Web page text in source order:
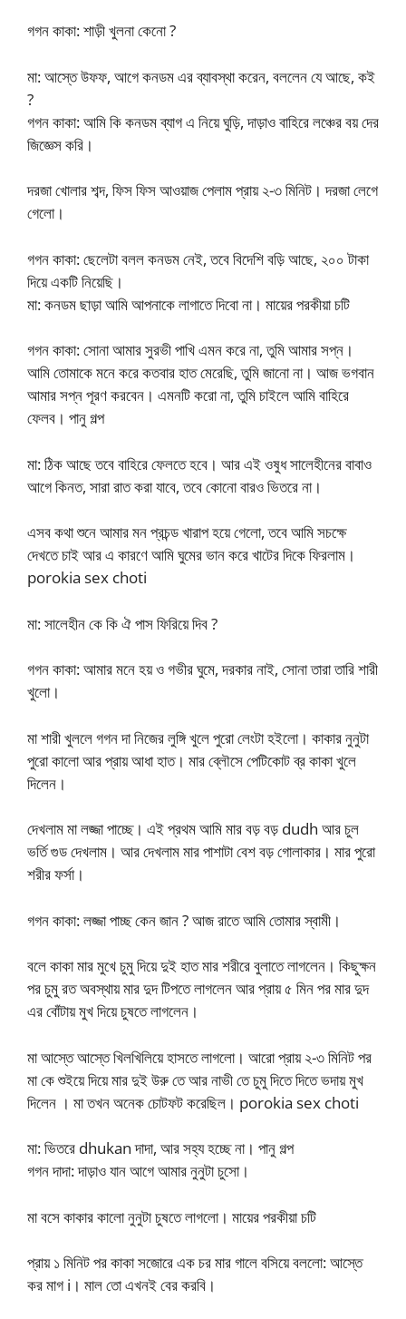
গগন কাকা: শাড়ী খুলনা কেনো ?
মা: আস্তে উফফ, আগে কনডম এর ব্যাবস্থা করেন, বললেন যে আছে, কই
?
গগন কাকা: আমি কি কনডম ব্যাগ এ নিয়ে ঘুড়ি, দাড়াও বাহিরে লঞ্চের বয় দের
জিজ্ঞেস করি।
দরজা খোলার শব্দ, ফিস ফিস আওয়াজ পেলাম প্রায় ২-৩ মিনিট। দরজা লেগে
গেলো।
গগন কাকা: ছেলেটা বলল কনডম নেই, তবে বিদেশি বড়ি আছে, ২০০ টাকা
দিয়ে একটি নিয়েছি।
মা: কনডম ছাড়া আমি আপনাকে লাগাতে দিবো না। মায়ের পরকীয়া চটি
গগন কাকা: সোনা আমার সুরভী পাখি এমন করে না, তুমি আমার সপ্ন।
আমি তোমাকে মনে করে কতবার হাত মেরেছি, তুমি জানো না। আজ ভগবান
আমার সপ্ন পূরণ করবেন। এমনটি করো না, তুমি চাইলে আমি বাহিরে
ফেলব। পানু গল্প
মা: ঠিক আছে তবে বাহিরে ফেলতে হবে। আর এই ওষুধ সালেহীনের বাবাও
আগে কিনত, সারা রাত করা যাবে, তবে কোনো বারও ভিতরে না।
এসব কথা শুনে আমার মন প্রচন্ড খারাপ হয়ে গেলো, তবে আমি সচক্ষে
দেখতে চাই আর এ কারণে আমি ঘুমের ভান করে খাটের দিকে ফিরলাম।
porokia sex choti
মা: সালেহীন কে কি ঐ পাস ফিরিয়ে দিব ?
গগন কাকা: আমার মনে হয় ও গভীর ঘুমে, দরকার নাই, সোনা তারা তারি শারী
খুলো।
মা শারী খুললে গগন দা নিজের লুঙ্গি খুলে পুরো লেংটা হইলো। কাকার নুনুটা
পুরো কালো আর প্রায় আধা হাত। মার ব্লৌসে পেটিকোট ব্র কাকা খুলে
দিলেন।
দেখলাম মা লজ্জা পাচ্ছে। এই প্রথম আমি মার বড় বড় dudh আর চুল
ভর্তি গুড দেখলাম। আর দেখলাম মার পাশাটা বেশ বড় গোলাকার। মার পুরো
শরীর ফর্সা।
গগন কাকা: লজ্জা পাচ্ছ কেন জান ? আজ রাতে আমি তোমার স্বামী।
বলে কাকা মার মুখে চুমু দিয়ে দুই হাত মার শরীরে বুলাতে লাগলেন। কিছুক্ষন
পর চুমু রত অবস্থায় মার দুদ টিপতে লাগলেন আর প্রায় ৫ মিন পর মার দুদ
এর বোঁটায় মুখ দিয়ে চুষতে লাগলেন।
মা আস্তে আস্তে খিলখিলিয়ে হাসতে লাগলো। আরো প্রায় ২-৩ মিনিট পর
মা কে শুইয়ে দিয়ে মার দুই উরু তে আর নাভী তে চুমু দিতে দিতে ভদায় মুখ
দিলেন । মা তখন অনেক চোটফট করেছিল। porokia sex choti
মা: ভিতরে dhukan দাদা, আর সহ্য হচ্ছে না। পানু গল্প
গগন দাদা: দাড়াও যান আগে আমার নুনুটা চুসো।
মা বসে কাকার কালো নুনুটা চুষতে লাগলো। মায়ের পরকীয়া চটি
প্রায় ১ মিনিট পর কাকা সজোরে এক চর মার গালে বসিয়ে বললো: আস্তে
কর মাগ i। মাল তো এখনই বের করবি।